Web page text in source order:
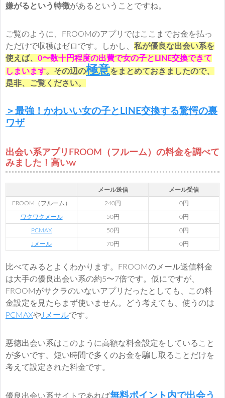
嫌がるという特徴があるということですね。
ご覧のように、FROOMのアプリではここまでお金を払っ
ただけで収穫はゼロです。しかし、 私が優良な出会い系を
使えば、 0〜数十円程度の出費で女の子とLINE交換できて
しまいます。その辺の極意をまとめておきましたので、
是非、ご覧ください。
＞最強！かわいい女の子とLINE交換する驚愕の裏
ワザ
出会い系アプリFROOM（フルーム）の料金を調べて
みました！高いw
メール送信 メール受信
FROOM（フルーム） 240円 0円
ワクワクメール 50円 0円
PCMAX 50円 0円
Jメール 70円 0円
比べてみるとよくわかります。FROOMのメール送信料金
は大手の優良出会い系の約5〜7倍です。仮にですが、
FROOMがサクラのいないアプリだったとしても、この料
金設定を見たらまず使いません。どう考えても、使うのは
PCMAXやJメールです。
悪徳出会い系はこのように高額な料金設定をしていること
が多いです。短い時間で多くのお金を騙し取ることだけを
考えて設定された料金です。
優良出会い系サイトであれば無料ポイント内で出会う